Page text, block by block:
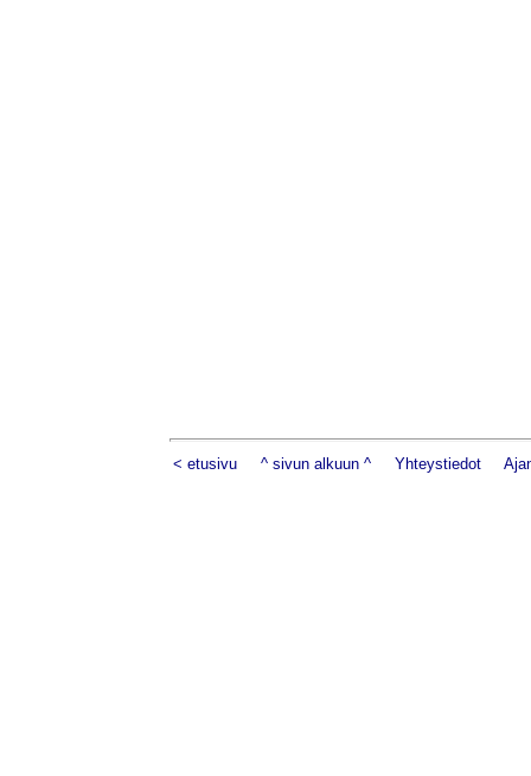
< etusivu ^ sivun alkuun ^ Yhteystiedot